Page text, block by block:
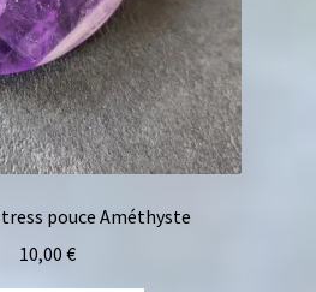
pouce Améthyste
10,00 €